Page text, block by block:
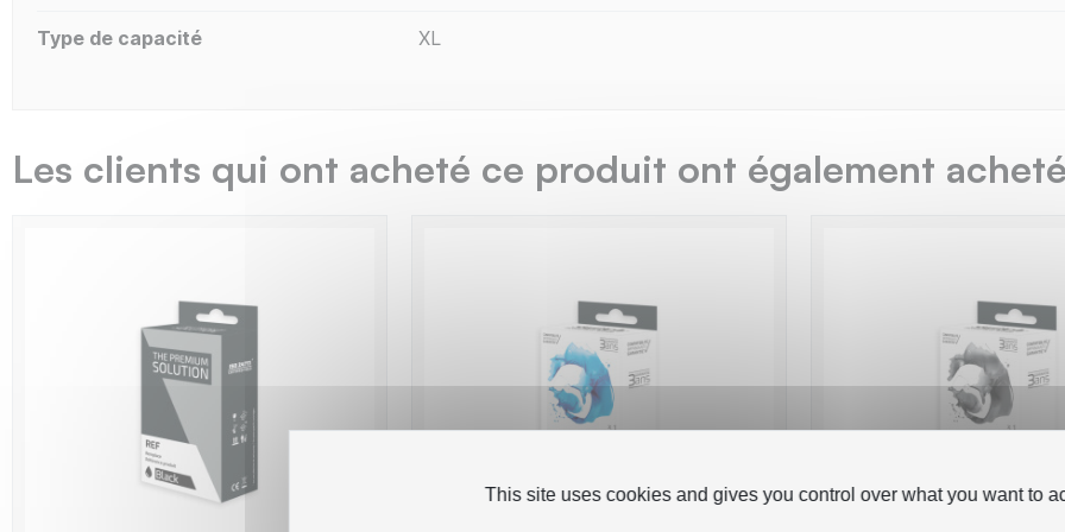
Type de capacité XL
Les clients qui ont acheté ce produit ont également
This site uses cookies and gives you control over what you want to